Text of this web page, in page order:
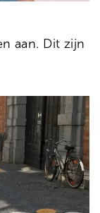
aan. Dit zijn